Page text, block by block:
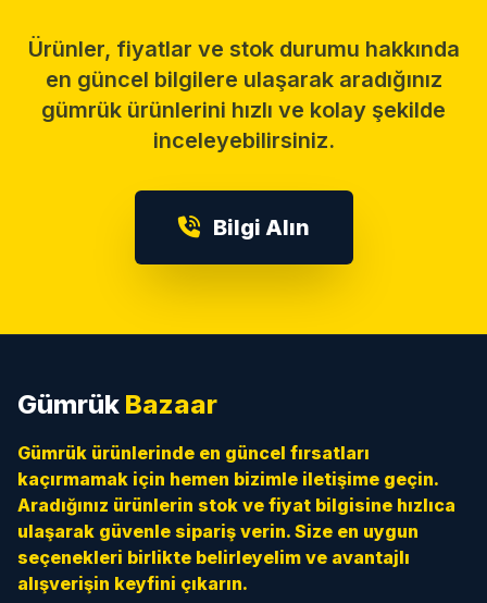
Ürünler, fiyatlar ve stok durumu hakkında
en güncel bilgilere ulaşarak aradığınız
gümrük ürünlerini hızlı ve kolay şekilde
inceleyebilirsiniz.
Bilgi Alın
Gümrük Bazaar
Gümrük ürünlerinde en güncel fırsatları
kaçırmamak için hemen bizimle iletişime geçin.
Aradığınız ürünlerin stok ve fiyat bilgisine hızlıca
ulaşarak güvenle sipariş verin. Size en uygun
seçenekleri birlikte belirleyelim ve avantajlı
alışverişin keyfini çıkarın.